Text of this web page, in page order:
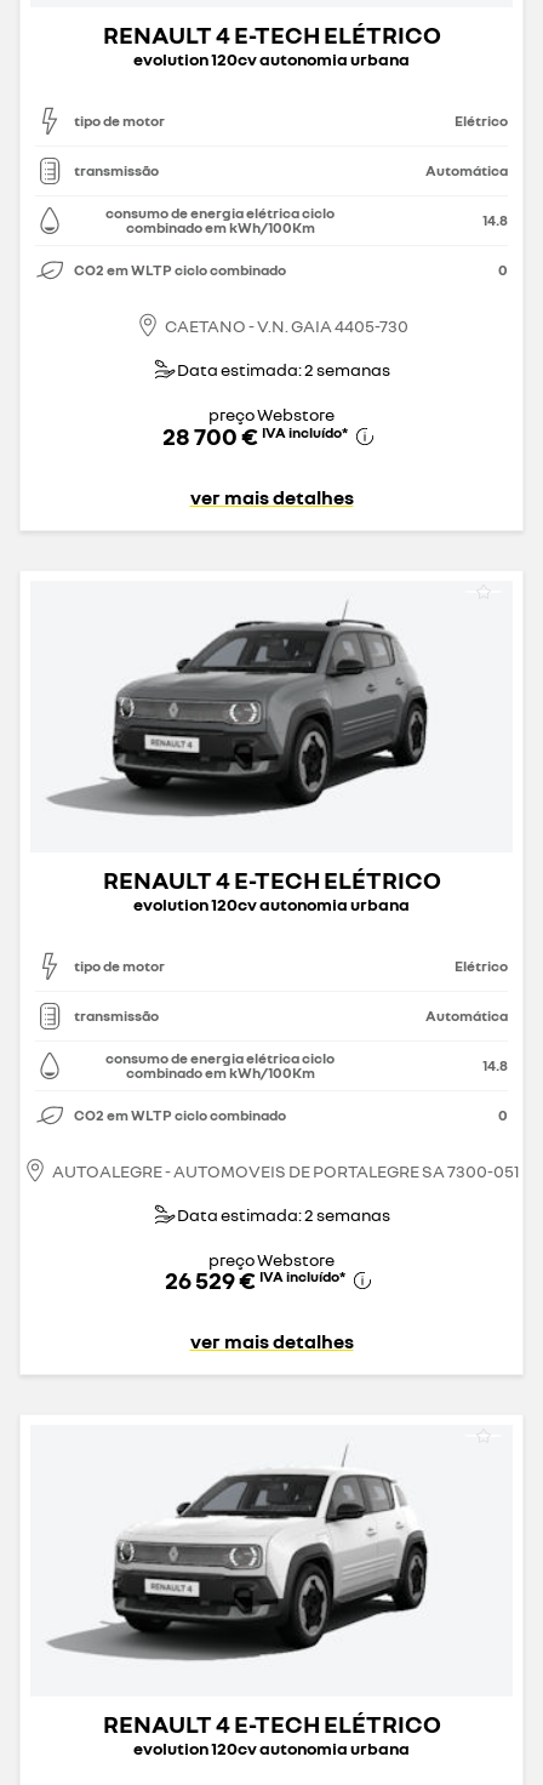
RENAULT 4 E-TECH ELÉTRICO
evolution 120cv autonomia urbana
tipo de motor Elétrico
transmissão Automática
consumo de energia elétrica ciclo
combinado em kWh/100Km
14.8
CO2 em WLTP ciclo combinado 0
CAETANO - V.N. GAIA 4405-730
Data estimada: 2 semanas
preço Webstore
28 700 € IVA incluído*
ver mais detalhes
RENAULT 4 E-TECH ELÉTRICO
evolution 120cv autonomia urbana
tipo de motor Elétrico
transmissão Automática
consumo de energia elétrica ciclo
combinado em kWh/100Km
14.8
CO2 em WLTP ciclo combinado 0
AUTOALEGRE - AUTOMOVEIS DE PORTALEGRE SA 7300-051
Data estimada: 2 semanas
preço Webstore
26 529 € IVA incluído*
ver mais detalhes
RENAULT 4 E-TECH ELÉTRICO
evolution 120cv autonomia urbana